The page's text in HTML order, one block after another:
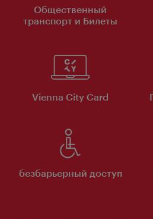
Общественный
транспорт и Билеты
Vienna City Card
безбарьерный доступ